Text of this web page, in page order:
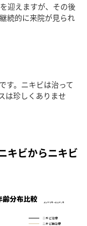
迎えますが、その後
続的に来院が見られ
す。ニキビは治って
は珍しくありませ
キビからニキビ